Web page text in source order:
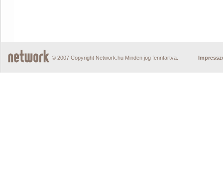
© 2007 Copyright Network.hu Minden jog fenntartva.